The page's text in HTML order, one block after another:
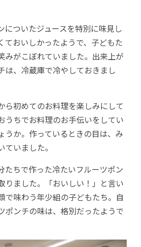
についたジュースを特別に味見し
ておいしかったようで、子どもた
みがこぼれていました。出来上が
は、冷蔵庫で冷やしておきまし
ら初めてのお料理を楽しみにして
うちでお料理のお手伝いをしてい
うか。作っているときの目は、み
いました。
たちで作った冷たいフルーツポン
りました。「おいしい！」と言い
で味わう年少組の子どもたち。自
ポンチの味は、格別だったようで